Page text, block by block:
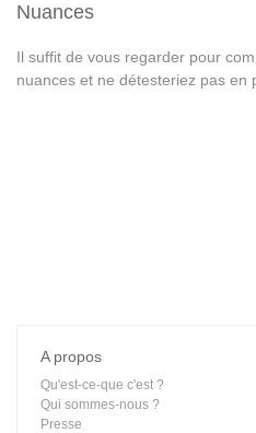
Nuances
Il suffit de vous regarder pour
nuances et ne détesteriez pas en
A propos
Qu'est-ce-que c'est ?
Qui sommes-nous ?
Presse